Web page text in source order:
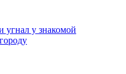
угнал у знакомой